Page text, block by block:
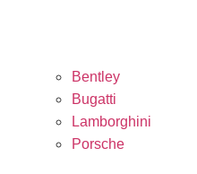
Bentley
Bugatti
Lamborghini
Porsche